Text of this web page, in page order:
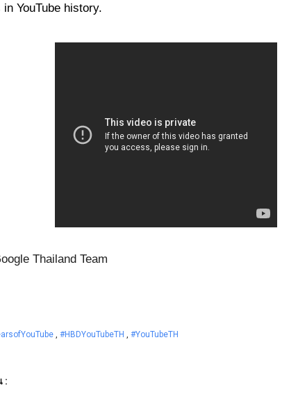
YouTube history.
Thailand Team
#HBDYouTubeTH #YouTubeTH
: